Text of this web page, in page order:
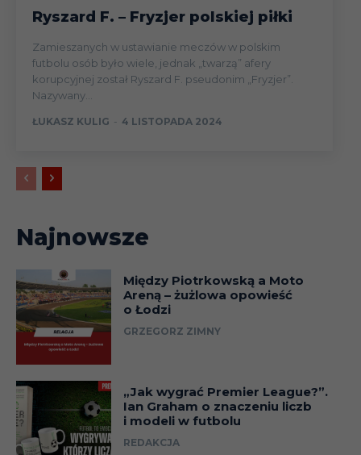
Ryszard F. – Fryzjer polskiej piłki
Zamieszanych w ustawianie meczów w polskim
futbolu osób było wiele, jednak „twarzą” afery
korupcyjnej został Ryszard F. pseudonim „Fryzjer”.
Nazywany...
ŁUKASZ KULIG - 4 LISTOPADA 2024
Najnowsze
Między Piotrkowską a Moto
Areną – żużlowa opowieść
o Łodzi
GRZEGORZ ZIMNY
„Jak wygrać Premier League?”.
Ian Graham o znaczeniu liczb
i modeli w futbolu
REDAKCJA